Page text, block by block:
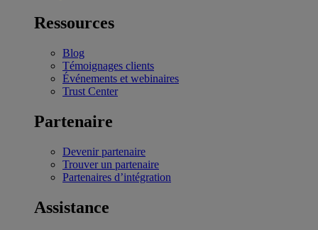
Ressources
Blog
Témoignages clients
Événements et webinaires
Trust Center
Partenaire
Devenir partenaire
Trouver un partenaire
Partenaires d’intégration
Assistance